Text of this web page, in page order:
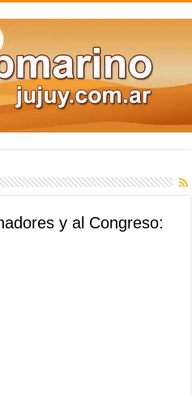
y al Congreso: